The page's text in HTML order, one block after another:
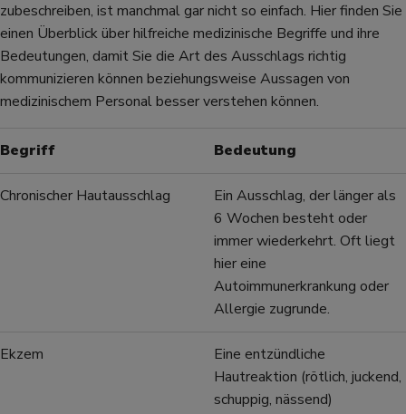
zubeschreiben, ist manchmal gar nicht so einfach. Hier finden Sie
einen Überblick über hilfreiche medizinische Begriffe und ihre
Bedeutungen, damit Sie die Art des Ausschlags richtig
kommunizieren können beziehungsweise Aussagen von
medizinischem Personal besser verstehen können.
Begriff Bedeutung
Chronischer Hautausschlag
Ein Ausschlag, der länger als
6 Wochen besteht oder
immer wiederkehrt. Oft liegt
hier eine
Autoimmunerkrankung oder
Allergie zugrunde.
Ekzem
Eine entzündliche
Hautreaktion (rötlich, juckend,
schuppig, nässend)